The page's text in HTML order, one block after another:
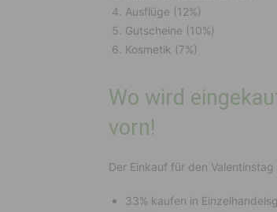
Ausflüge (12%)
Gutscheine (10%)
Kosmetik (7%)
Wo wird
vorn!
Der Einkauf für den
33% kaufen in